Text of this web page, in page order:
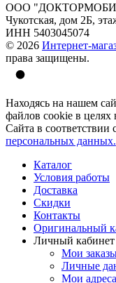
ООО "ДОКТОРМОБИЛ"
Чукотская, дом 2Б,
ИНН 5403045074
© 2026 Интернет-
права защищены.
Находясь на нашем
файлов cookie в целях
Сайта в соответствии
персональных данных.
Каталог
Условия работы
Доставка
Скидки
Контакты
Оригинальный
Личный кабинет
Мои
Личные
Мои адреса